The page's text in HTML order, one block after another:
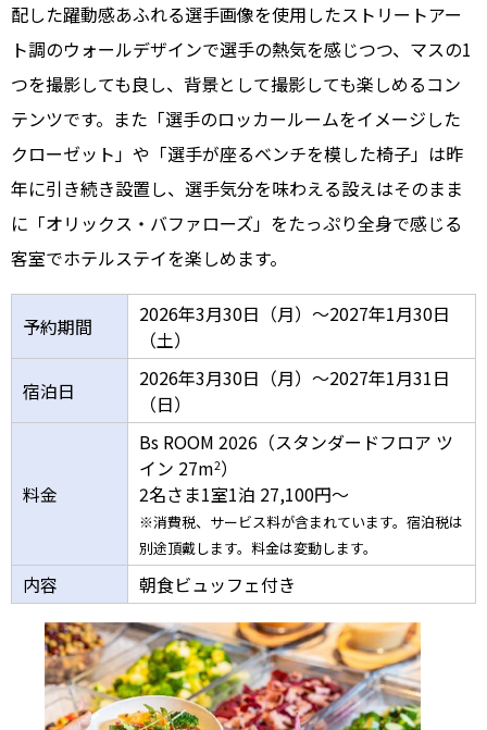
配した躍動感あふれる選手画像を使用したストリートアー
ト調のウォールデザインで選手の熱気を感じつつ、マスの1
つを撮影しても良し、背景として撮影しても楽しめるコン
テンツです。また「選手のロッカールームをイメージした
クローゼット」や「選手が座るベンチを模した椅子」は昨
年に引き続き設置し、選手気分を味わえる設えはそのまま
に「オリックス・バファローズ」をたっぷり全身で感じる
客室でホテルステイを楽しめます。
予約期間
2026年3月30日（月）～2027年1月30日
（土）
宿泊日
2026年3月30日（月）～2027年1月31日
（日）
料金
Bs ROOM 2026（スタンダードフロア ツ
イン 27m2）
2名さま1室1泊 27,100円～
※消費税、サービス料が含まれています。宿泊税は
別途頂戴します。料金は変動します。
内容 朝食ビュッフェ付き